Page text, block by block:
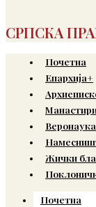
СРПСКА
Почетна
Епархија+
Веронаука
Жички
Почетна